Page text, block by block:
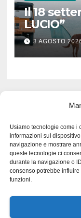
Usiamo tecnologie come i
informazioni sul
navigazione e mostrare
queste tecnologie ci
durante la navigazione o
consenso potrebbe
funzioni.
Il 18
LUCIO”
3 AGOSTO
Proudly powered by